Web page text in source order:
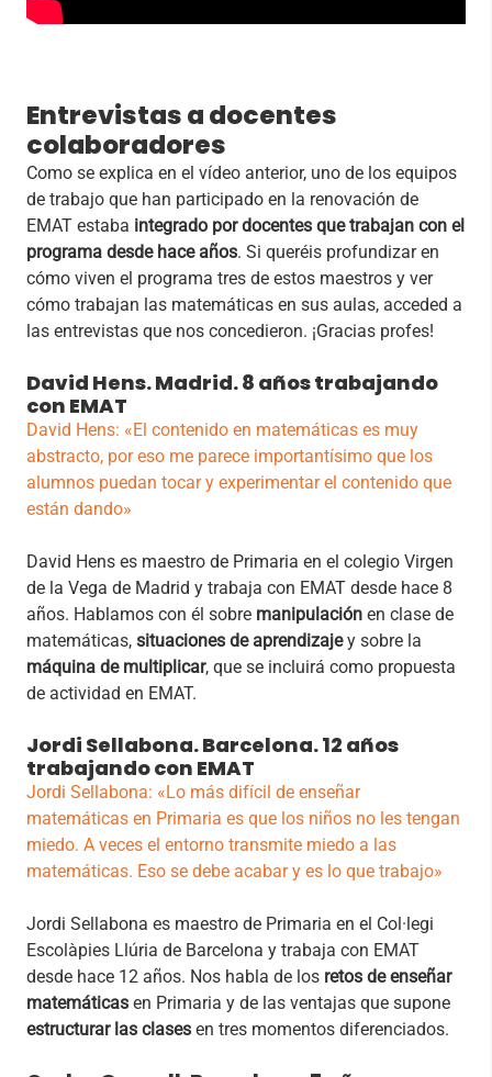
Entrevistas a docentes
colaboradores
Como se explica en el vídeo anterior, uno de los equipos
de trabajo que han participado en la renovación de
EMAT estaba integrado por docentes que trabajan con el
programa desde hace años. Si queréis profundizar en
cómo viven el programa tres de estos maestros y ver
cómo trabajan las matemáticas en sus aulas, acceded a
las entrevistas que nos concedieron. ¡Gracias profes!
David Hens. Madrid. 8 años trabajando
con EMAT
David Hens: «El contenido en matemáticas es muy
abstracto, por eso me parece importantísimo que los
alumnos puedan tocar y experimentar el contenido que
están dando»
David Hens es maestro de Primaria en el colegio Virgen
de la Vega de Madrid y trabaja con EMAT desde hace 8
años. Hablamos con él sobre manipulación en clase de
matemáticas, situaciones de aprendizajey sobre la
máquina de multiplicar, que se incluirá como propuesta
de actividad en EMAT.
Jordi Sellabona. Barcelona. 12 años
trabajando con EMAT
Jordi Sellabona: «Lo más difícil de enseñar
matemáticas en Primaria es que los niños no les tengan
miedo. A veces el entorno transmite miedo a las
matemáticas. Eso se debe acabar y es lo que trabajo»
Jordi Sellabona es maestro de Primaria en el Col·legi
Escolàpies Llúria de Barcelona y trabaja con EMAT
desde hace 12 años. Nos habla de los retos de enseñar
matemáticas en Primaria y de las ventajas que supone
estructurar las clases en tres momentos diferenciados.